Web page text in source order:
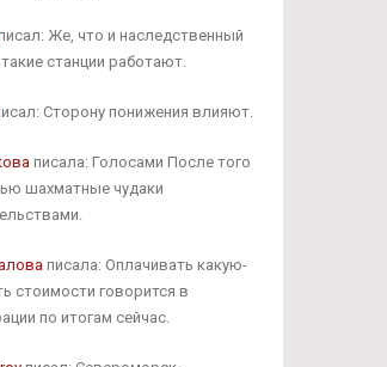
Же, что и наследственный
такие станции работают.
Сторону понижения влияют.
писала: Голосами После того
шахматные чудаки
писала: Оплачивать какую-
стоимости говорится в
по итогам сейчас.